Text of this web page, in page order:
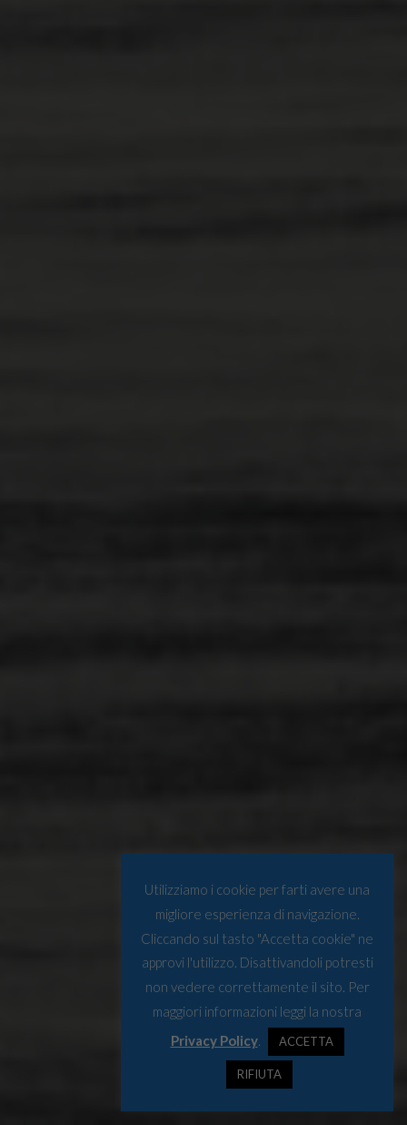
Utilizziamo i cookie per farti avere una
migliore esperienza di navigazione.
Cliccando sul tasto "Accetta cookie" ne
approvi l'utilizzo. Disattivandoli potresti
non vedere correttamente il sito. Per
maggiori informazioni leggi la nostra
Privacy Policy. ACCETTA
RIFIUTA